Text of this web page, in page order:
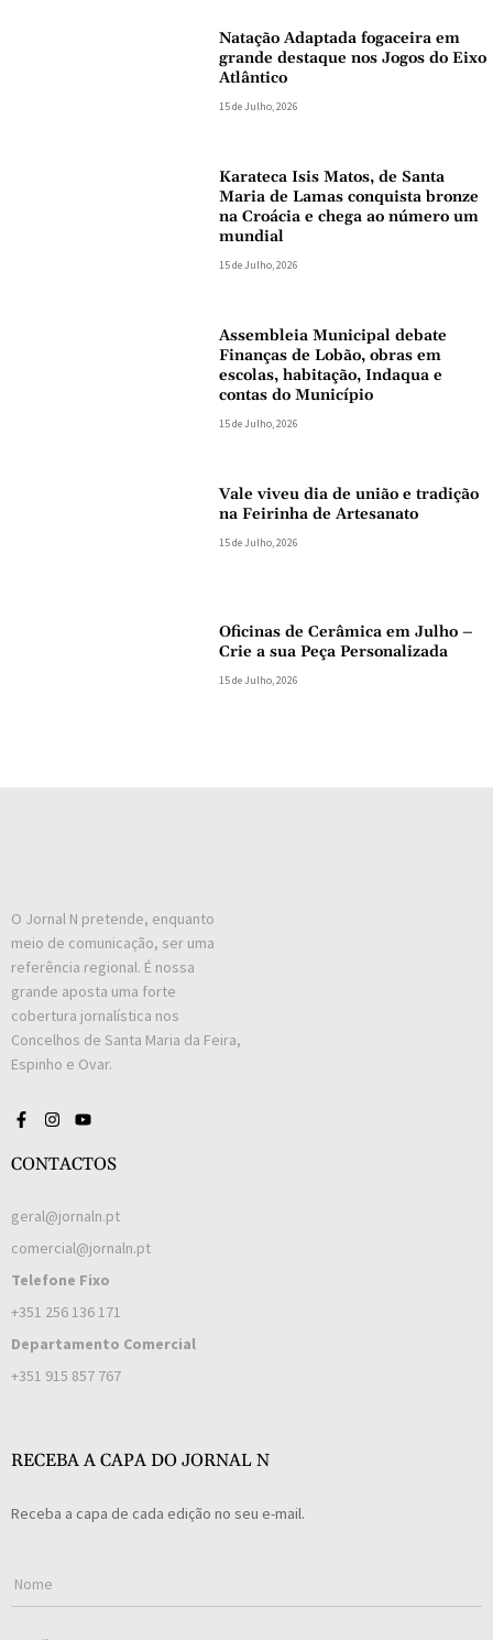
Natação Adaptada fogaceira em
grande destaque nos Jogos do Eixo
Atlântico
15 de Julho, 2026
Karateca Isis Matos, de Santa
Maria de Lamas conquista bronze
na Croácia e chega ao número um
mundial
15 de Julho, 2026
Assembleia Municipal debate
Finanças de Lobão, obras em
escolas, habitação, Indaqua e
contas do Município
15 de Julho, 2026
Vale viveu dia de união e tradição
na Feirinha de Artesanato
15 de Julho, 2026
Oficinas de Cerâmica em Julho –
Crie a sua Peça Personalizada
15 de Julho, 2026
O Jornal N pretende, enquanto
meio de comunicação, ser uma
referência regional. É nossa
grande aposta uma forte
cobertura jornalística nos
Concelhos de Santa Maria da Feira,
Espinho e Ovar.
CONTACTOS
geral@jornaln.pt
comercial@jornaln.pt
Telefone Fixo
+351 256 136 171
Departamento Comercial
+351 915 857 767
RECEBA A CAPA DO JORNAL N
Receba a capa de cada edição no seu e-mail.